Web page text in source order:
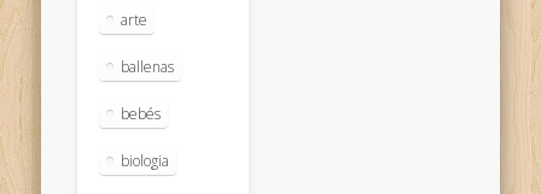
arte
ballenas
bebés
biologia